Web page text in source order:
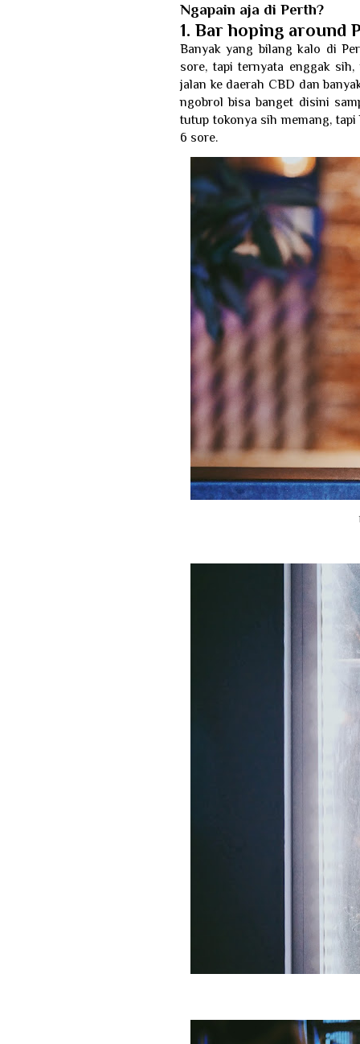
Ngapain aja di Perth?
1. Bar hoping around
Banyak yang bilang kalo di
sore, tapi ternyata enggak
jalan ke daerah CBD dan
ngobrol bisa banget disini
tutup tokonya sih memang,
6 sore.